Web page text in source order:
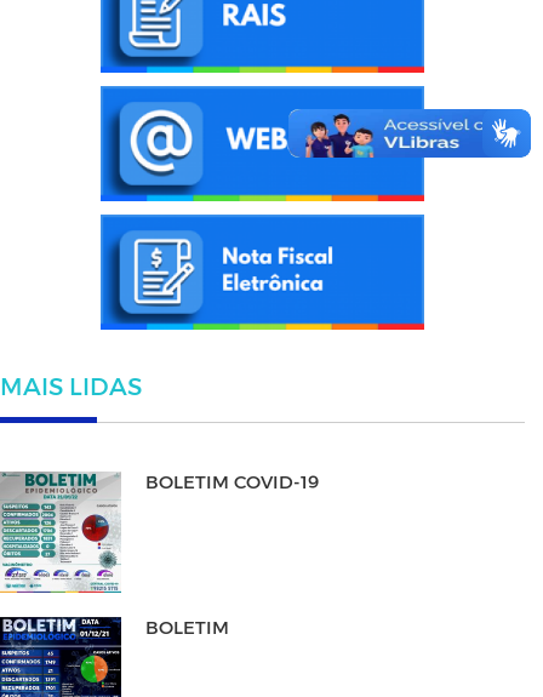
MAIS LIDAS
BOLETIM COVID-19
BOLETIM